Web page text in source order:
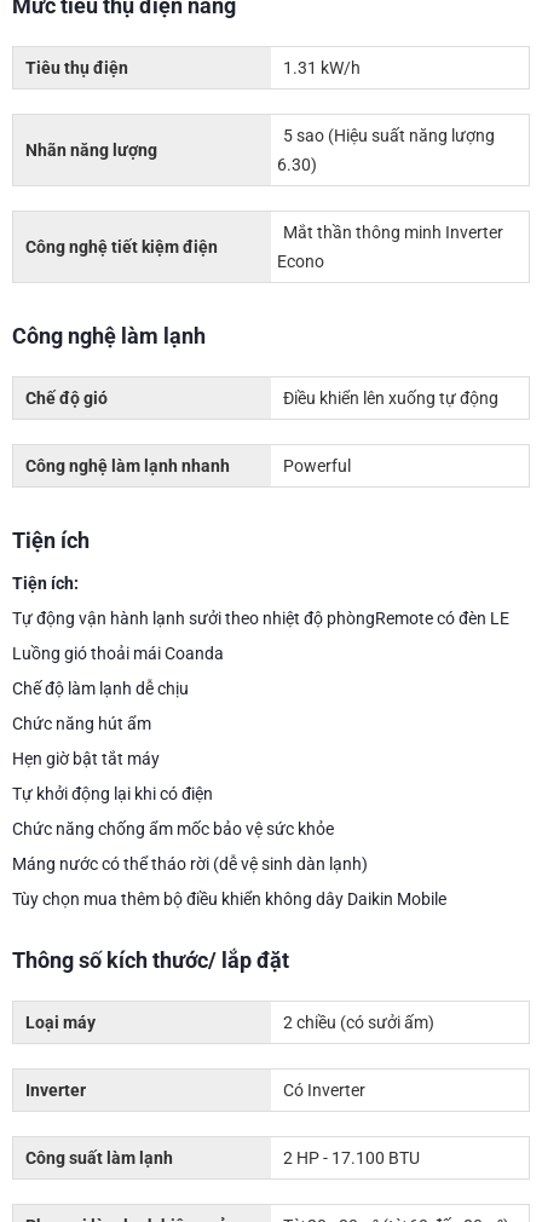
Tiêu thụ điện 1.31 kW/h
Nhãn năng lượng
5 sao (Hiệu suất năng lượng
6.30)
Công nghệ tiết kiệm điện
Mắt thần thông minh Inverter
Econo
Công nghệ làm lạnh
Chế độ gió Điều khiển lên xuống tự động
Công nghệ làm lạnh nhanh Powerful
Tiện ích
Tiện ích:
Tự động vận hành lạnh sưởi theo nhiệt độ phòngRemote có đèn LE
Luồng gió thoải mái Coanda
Chế độ làm lạnh dễ chịu
Chức năng hút ẩm
Hẹn giờ bật tắt máy
Tự khởi động lại khi có điện
Chức năng chống ẩm mốc bảo vệ sức khỏe
Máng nước có thể tháo rời (dễ vệ sinh dàn lạnh)
Tùy chọn mua thêm bộ điều khiển không dây Daikin Mobile
Thông số kích thước/ lắp đặt
Loại máy 2 chiều (có sưởi ấm)
Inverter Có Inverter
Công suất làm lạnh 2 HP - 17.100 BTU